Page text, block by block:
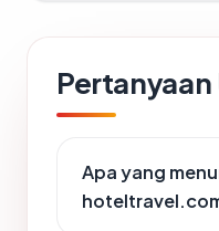
Pertanyaan
Apa yang